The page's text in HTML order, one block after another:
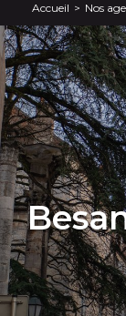
Accueil Nos